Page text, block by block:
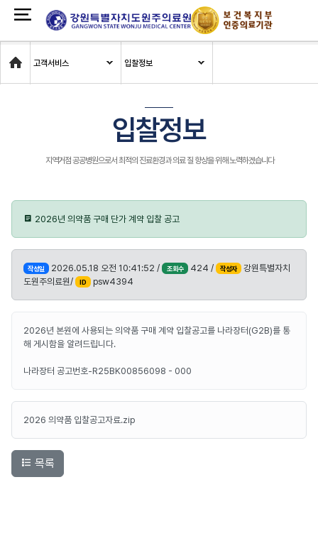
Home
고객서비스 입찰정보
입찰정보
지역거점 공공병원으로서 최적의 진료환경과 의료 질 향상을 위해 노력하겠습니다
2026년 의약품 구매 단가 계약 입찰 공고
작성일 2026.05.18 오전 10:41:52 / 조회수 424 / 작성자
강원특별자치
도원주의료원/
ID psw4394
2026년 본원에 사용되는 의약품 구매 계약 입찰공고를 나라장터(G2B)를 통
해 게시함을 알려드립니다.
나라장터 공고번호-R25BK00856098 - 000
2026 의약품 입찰공고자료.zip
목록